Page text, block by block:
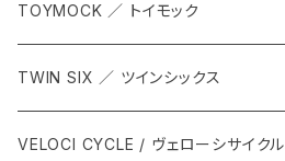
TOYMOCK ／ トイモック
TWIN SIX ／ ツインシックス
ALL
VELOCI CYCLE / ヴェローシサイクル